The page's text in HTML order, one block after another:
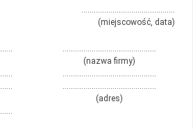
………………………………………
(miejscowość, data)
………………………………………
(nazwa firmy)
………………………………………
………………………………………
(adres)